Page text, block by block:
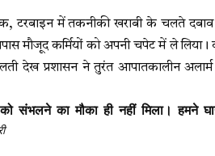
टरबाइन में तकनीकी खराबी के चलते
मौजूद कर्मियों को अपनी चपेट में ले लिया।
देख प्रशासन ने तुरंत आपातकालीन अलार्म
संभलने का मौका ही नहीं मिला। हमने